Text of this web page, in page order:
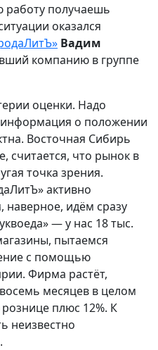
работу получаешь
оказался
Вадим
компанию в группе
оценки. Надо
о положении
Восточная Сибирь
считается, что рынок в
точка зрения.
активно
наверное, идём сразу
— у нас 18 тыс.
пытаемся
с помощью
Фирма растёт,
месяцев в целом
плюс 12%. К
неизвестно